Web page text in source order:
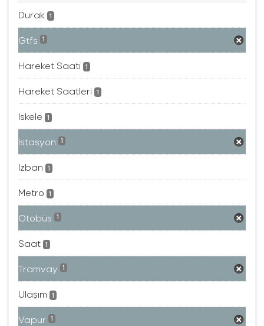
Durak 1
Gtfs 1
Hareket Saati 1
Hareket Saatleri 1
Iskele 1
Istasyon 1
Izban 1
Metro 1
Otobüs 1
Saat 1
Tramvay 1
Ulaşım 1
Vapur 1